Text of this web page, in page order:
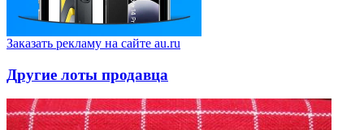
Заказать рекламу на сайте au.ru
Другие лоты продавца